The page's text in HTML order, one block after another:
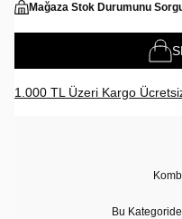
Mağaza Stok Durumunu
1.000 TL Üzeri Kargo
Bu